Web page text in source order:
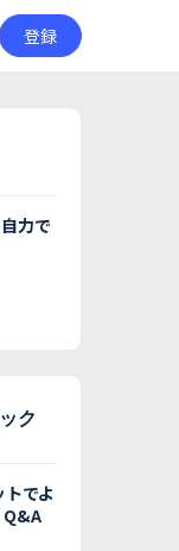
登録
力で
ク
トでよ
Q&A